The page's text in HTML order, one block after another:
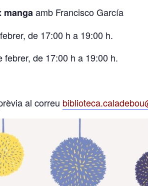
mangaamb Francisco García
de 17:00 h a 19:00 h.
de 17:00 h a 19:00 h.
al correu